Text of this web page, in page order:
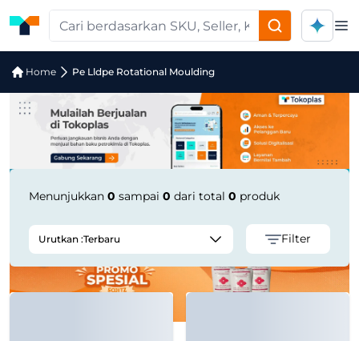
Home Pe Lldpe Rotational Moulding
Pencarian Produk "pe-lldpe-
Menunjukkan 0 sampai 0 dari total 0 produk
Urutkan :Terbaru Filter